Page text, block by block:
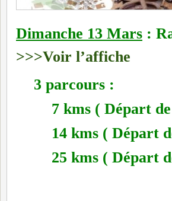
Dimanche 13 Mars :
>>>Voir l’affiche
3 parcours :
7 kms ( Départ
14 kms ( Départ
25 kms ( Départ